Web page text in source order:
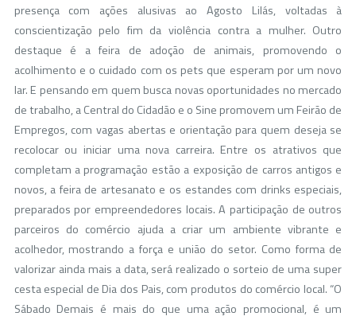
presença com ações alusivas ao Agosto Lilás, voltadas à
conscientização pelo fim da violência contra a mulher. Outro
destaque é a feira de adoção de animais, promovendo o
acolhimento e o cuidado com os pets que esperam por um novo
lar. E pensando em quem busca novas oportunidades no mercado
de trabalho, a Central do Cidadão e o Sine promovem um Feirão de
Empregos, com vagas abertas e orientação para quem deseja se
recolocar ou iniciar uma nova carreira. Entre os atrativos que
completam a programação estão a exposição de carros antigos e
novos, a feira de artesanato e os estandes com drinks especiais,
preparados por empreendedores locais. A participação de outros
parceiros do comércio ajuda a criar um ambiente vibrante e
acolhedor, mostrando a força e união do setor. Como forma de
valorizar ainda mais a data, será realizado o sorteio de uma super
cesta especial de Dia dos Pais, com produtos do comércio local. “O
Sábado Demais é mais do que uma ação promocional, é um